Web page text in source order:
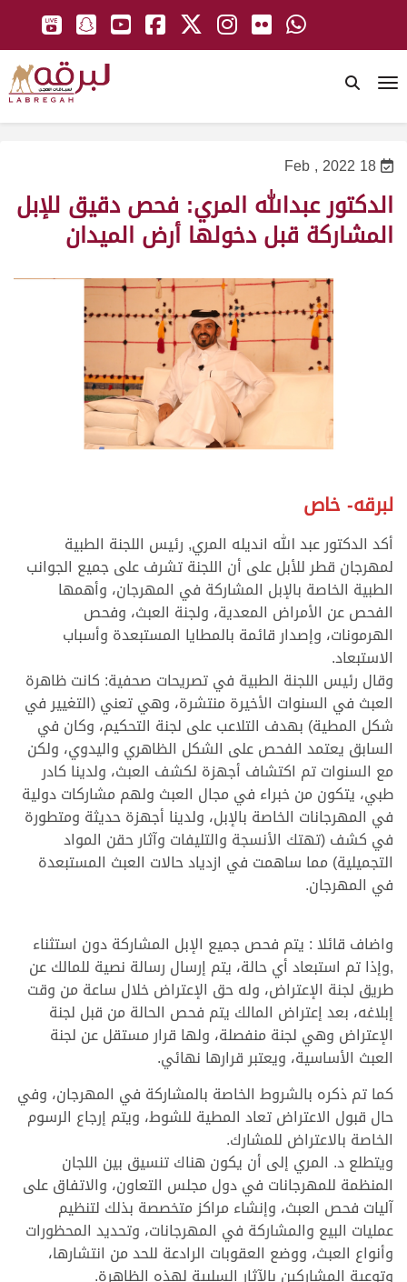
18 Feb , 2022
الدكتور عبدالله المري: فحص دقيق للإبل
المشاركة قبل دخولها أرض الميدان
لبرقه- خاص
أكد الدكتور عبد الله انديله المري, رئيس اللجنة الطبية
لمهرجان قطر للأبل على أن اللجنة تشرف على جميع الجوانب
الطبية الخاصة بالإبل المشاركة في المهرجان، وأهمها
الفحص عن الأمراض المعدية، ولجنة العبث، وفحص
الهرمونات، وإصدار قائمة بالمطايا المستبعدة وأسباب
الاستبعاد.
وقال رئيس اللجنة الطبية في تصريحات صحفية: كانت ظاهرة
العبث في السنوات الأخيرة منتشرة، وهي تعني (التغيير في
شكل المطية) بهدف التلاعب على لجنة التحكيم، وكان في
السابق يعتمد الفحص على الشكل الظاهري واليدوي، ولكن
مع السنوات تم اكتشاف أجهزة لكشف العبث، ولدينا كادر
طبي، يتكون من خبراء في مجال العبث ولهم مشاركات دولية
في المهرجانات الخاصة بالإبل، ولدينا أجهزة حديثة ومتطورة
في كشف (تهتك الأنسجة والتليفات وآثار حقن المواد
التجميلية) مما ساهمت في ازدياد حالات العبث المستبعدة
في المهرجان.
واضاف قائلا : يتم فحص جميع الإبل المشاركة دون استثناء
,وإذا تم استبعاد أي حالة، يتم إرسال رسالة نصية للمالك عن
طريق لجنة الإعتراض، وله حق الإعتراض خلال ساعة من وقت
إبلاغه، بعد إعتراض المالك يتم فحص الحالة من قبل لجنة
الإعتراض وهي لجنة منفصلة، ولها قرار مستقل عن لجنة
العبث الأساسية، ويعتبر قرارها نهائي.
كما تم ذكره بالشروط الخاصة بالمشاركة في المهرجان، وفي
حال قبول الاعتراض تعاد المطية للشوط، ويتم إرجاع الرسوم
الخاصة بالاعتراض للمشارك.
ويتطلع د. المري إلى أن يكون هناك تنسيق بين اللجان
المنظمة للمهرجانات في دول مجلس التعاون، والاتفاق على
آليات فحص العبث، وإنشاء مراكز متخصصة بذلك لتنظيم
عمليات البيع والمشاركة في المهرجانات، وتحديد المحظورات
وأنواع العبث، ووضع العقوبات الرادعة للحد من انتشارها،
وتوعية المشاركين بالآثار السلبية لهذه الظاهرة.